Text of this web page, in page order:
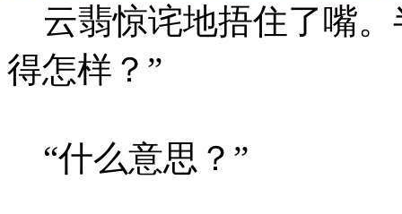
云翡惊诧地捂住了嘴。
得怎样？”
“什么意思？”